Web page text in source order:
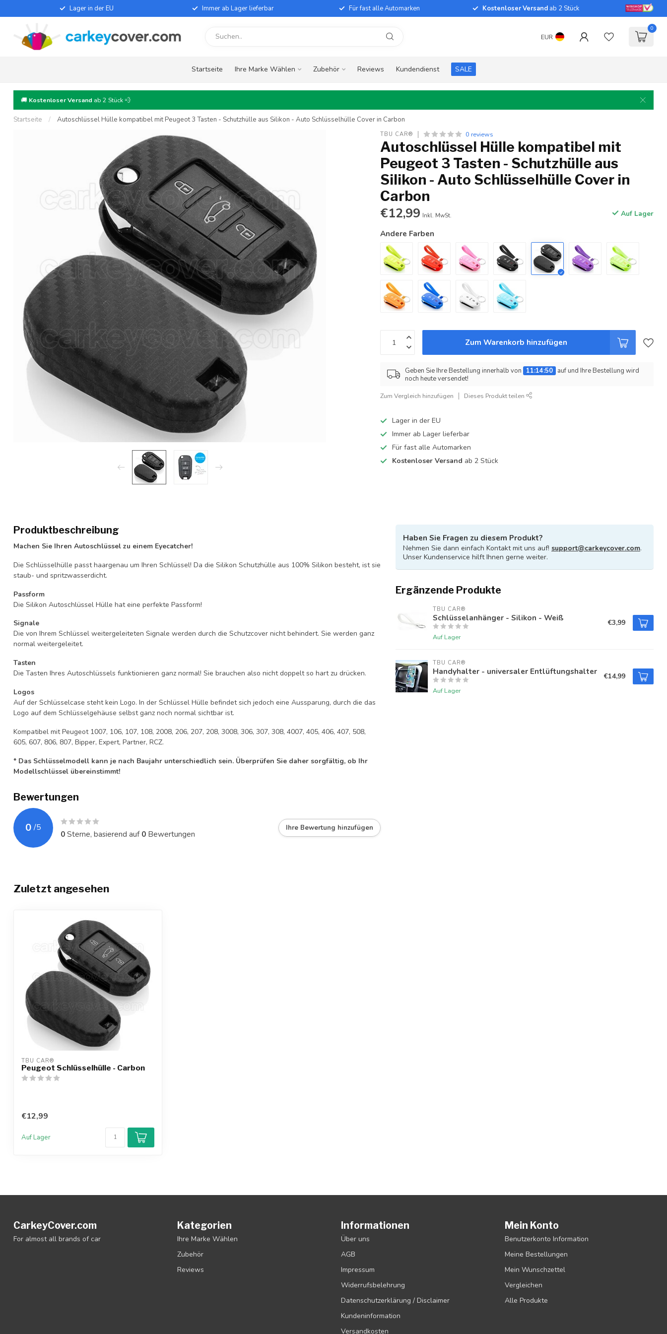
Lager in der EU Immer ab Lager lieferbar Für fast alle Automarken Kostenloser Versand ab 2 Stück
EUR
0
Startseite Ihre Marke Wählen Zubehör Reviews Kundendienst SALE
🚚 Kostenloser Versand ab 2 Stück 💨
Startseite / Autoschlüssel Hülle kompatibel mit Peugeot 3 Tasten - Schutzhülle aus Silikon - Auto Schlüsselhülle Cover in Carbon
TBU CAR® 0 reviews
Autoschlüssel Hülle kompatibel mit
Peugeot 3 Tasten - Schutzhülle aus
Silikon - Auto Schlüsselhülle Cover in
Carbon
€12,99 Inkl. MwSt. Auf Lager
Andere Farben
Zum Warenkorb hinzufügen
Geben Sie Ihre Bestellung innerhalb von 11:14:50 auf und Ihre Bestellung wird
noch heute versendet!
Zum Vergleich hinzufügen Dieses Produkt teilen
Lager in der EU
Immer ab Lager lieferbar
Für fast alle Automarken
Kostenloser Versand ab 2 Stück
Produktbeschreibung
Machen Sie Ihren Autoschlüssel zu einem Eyecatcher!
Die Schlüsselhülle passt haargenau um Ihren Schlüssel! Da die Silikon Schutzhülle aus 100% Silikon besteht, ist sie
staub- und spritzwasserdicht.
Passform
Die Silikon Autoschlüssel Hülle hat eine perfekte Passform!
Signale
Die von Ihrem Schlüssel weitergeleiteten Signale werden durch die Schutzcover nicht behindert. Sie werden ganz
normal weitergeleitet.
Tasten
Die Tasten Ihres Autoschlüssels funktionieren ganz normal! Sie brauchen also nicht doppelt so hart zu drücken.
Logos
Auf der Schlüsselcase steht kein Logo. In der Schlüssel Hülle befindet sich jedoch eine Aussparung, durch die das
Logo auf dem Schlüsselgehäuse selbst ganz noch normal sichtbar ist.
Kompatibel mit Peugeot 1007, 106, 107, 108, 2008, 206, 207, 208, 3008, 306, 307, 308, 4007, 405, 406, 407, 508,
605, 607, 806, 807, Bipper, Expert, Partner, RCZ.
* Das Schlüsselmodell kann je nach Baujahr unterschiedlich sein. Überprüfen Sie daher sorgfältig, ob Ihr
Modellschlüssel übereinstimmt!
Bewertungen
0 /5
0Sterne, basierend auf0 Bewertungen
Ihre Bewertung hinzufügen
Haben Sie Fragen zu diesem Produkt?
Nehmen Sie dann einfach Kontakt mit uns auf! support@carkeycover.com.
Unser Kundenservice hilft Ihnen gerne weiter.
Ergänzende Produkte
TBU CAR®
Schlüsselanhänger - Silikon - Weiß
Auf Lager
€3,99
TBU CAR®
Handyhalter - universaler Entlüftungshalter
Auf Lager
€14,99
Zuletzt angesehen
TBU CAR®
Peugeot Schlüsselhülle - Carbon
€12,99
Auf Lager
CarkeyCover.com
For almost all brands of car
Kategorien
Ihre Marke Wählen
Zubehör
Reviews
Informationen
Über uns
AGB
Impressum
Widerrufsbelehrung
Datenschutzerklärung / Disclaimer
Kundeninformation
Versandkosten
Mein Konto
Benutzerkonto Information
Meine Bestellungen
Mein Wunschzettel
Vergleichen
Alle Produkte